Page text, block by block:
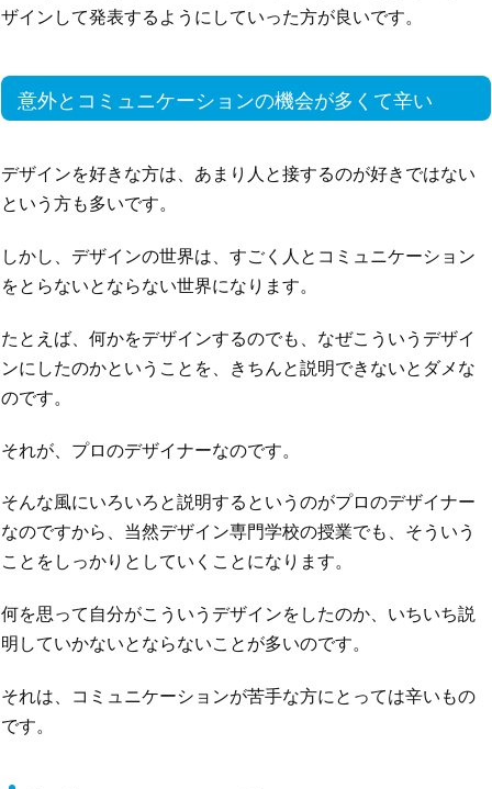
ザインして発表するようにしていった方が良いです。
意外とコミュニケーションの機会が多くて辛い
デザインを好きな方は、あまり人と接するのが好きではない
という方も多いです。
しかし、デザインの世界は、すごく人とコミュニケーション
をとらないとならない世界になります。
たとえば、何かをデザインするのでも、なぜこういうデザイ
ンにしたのかということを、きちんと説明できないとダメな
のです。
それが、プロのデザイナーなのです。
そんな風にいろいろと説明するというのがプロのデザイナー
なのですから、当然デザイン専門学校の授業でも、そういう
ことをしっかりとしていくことになります。
何を思って自分がこういうデザインをしたのか、いちいち説
明していかないとならないことが多いのです。
それは、コミュニケーションが苦手な方にとっては辛いもの
です。